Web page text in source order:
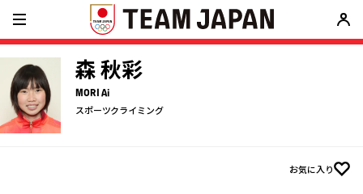
森 秋彩
MORI Ai
スポーツクライミング
お気に入り